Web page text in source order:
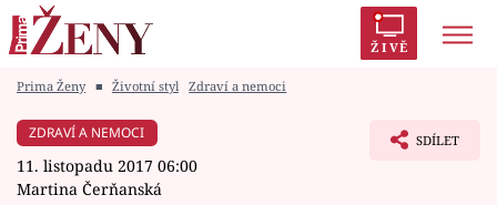
ŽIVĚ
Módní alarm
Zrádci
Prima Ženy ■ Životní styl Zdraví a nemoci
ZDRAVÍ A NEMOCI
11. listopadu 2017 06:00
Martina Čerňanská
SDÍLET